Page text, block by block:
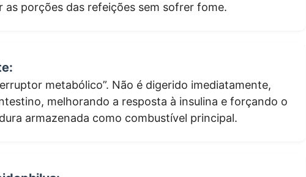
as porções das refeições sem sofrer fome.
metabólico”. Não é digerido imediatamente,
melhorando a resposta à insulina e forçando o
armazenada como combustível principal.